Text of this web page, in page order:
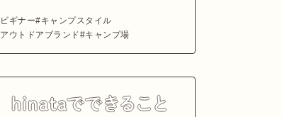
ビギナー
キャンプスタイル
アウトドアブランド
キャンプ場